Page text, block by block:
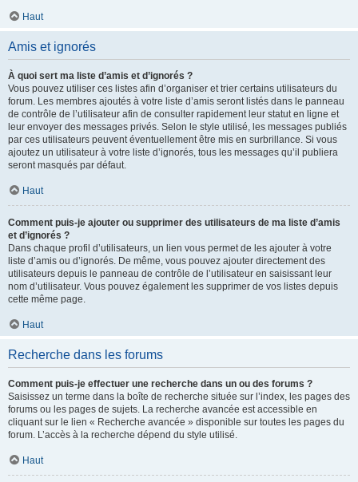
Haut
Amis et ignorés
À quoi sert ma liste d’amis et d’ignorés ?
Vous pouvez utiliser ces listes afin d’organiser et trier certains utilisateurs du
forum. Les membres ajoutés à votre liste d’amis seront listés dans le panneau
de contrôle de l’utilisateur afin de consulter rapidement leur statut en ligne et
leur envoyer des messages privés. Selon le style utilisé, les messages publiés
par ces utilisateurs peuvent éventuellement être mis en surbrillance. Si vous
ajoutez un utilisateur à votre liste d’ignorés, tous les messages qu’il publiera
seront masqués par défaut.
Haut
Comment puis-je ajouter ou supprimer des utilisateurs de ma liste d’amis
et d’ignorés ?
Dans chaque profil d’utilisateurs, un lien vous permet de les ajouter à votre
liste d’amis ou d’ignorés. De même, vous pouvez ajouter directement des
utilisateurs depuis le panneau de contrôle de l’utilisateur en saisissant leur
nom d’utilisateur. Vous pouvez également les supprimer de vos listes depuis
cette même page.
Haut
Recherche dans les forums
Comment puis-je effectuer une recherche dans un ou des forums ?
Saisissez un terme dans la boîte de recherche située sur l’index, les pages des
forums ou les pages de sujets. La recherche avancée est accessible en
cliquant sur le lien « Recherche avancée » disponible sur toutes les pages du
forum. L’accès à la recherche dépend du style utilisé.
Haut